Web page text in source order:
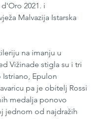
2021. i
Malvazija Istarska
na imanju u
Vižinade stigla su i tri
Istriano, Epulon
pa je obitelj Rossi
medalja ponovo
jednom od najdražih